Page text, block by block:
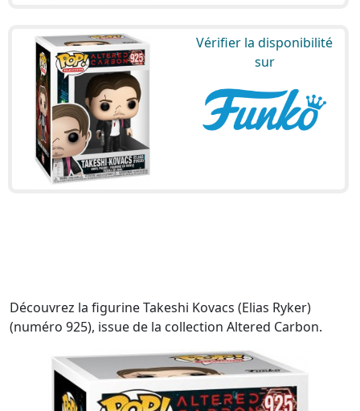
Vérifier la disponibilité
sur
Découvrez la figurine Takeshi Kovacs (Elias Ryker)
(numéro 925), issue de la collection Altered Carbon.